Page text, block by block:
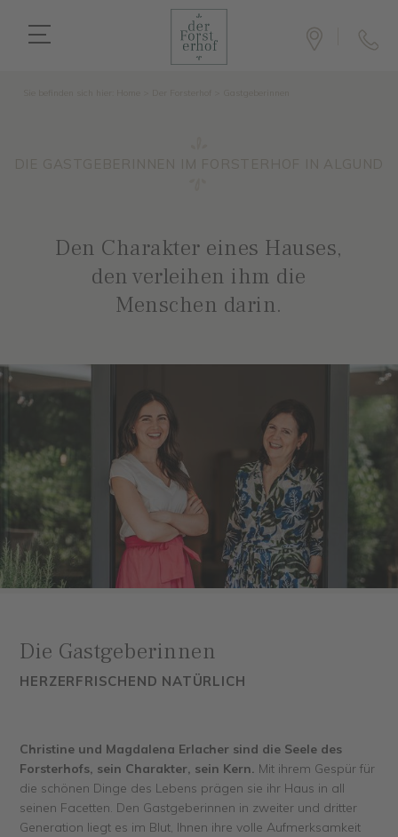
Den Charakter eines Hauses,
den verleihen ihm die
Menschen darin.
Die Gastgeberinnen
HERZERFRISCHEND NATÜRLICH
Christine und Magdalena Erlacher sind die Seele des
Forsterhofs, sein Charakter, sein Kern. Mit ihrem Gespür für
die schönen Dinge des Lebens prägen sie ihr Haus in all
seinen Facetten. Den Gastgeberinnen in zweiter und dritter
Generation liegt es im Blut, Ihnen ihre volle Aufmerksamkeit